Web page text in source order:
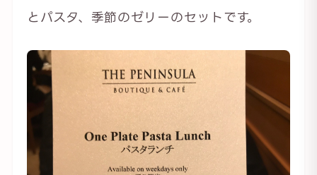
とパスタ、季節のゼリーのセットです。